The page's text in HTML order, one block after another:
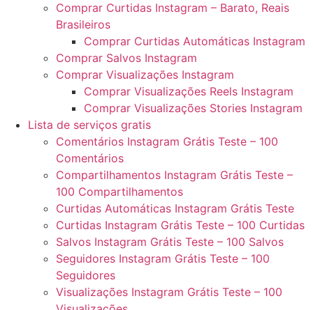
Comprar Curtidas Instagram – Barato, Reais
Brasileiros
Comprar Curtidas Automáticas Instagram
Comprar Salvos Instagram
Comprar Visualizações Instagram
Comprar Visualizações Reels Instagram
Comprar Visualizações Stories Instagram
Lista de serviços gratis
Comentários Instagram Grátis Teste – 100
Comentários
Compartilhamentos Instagram Grátis Teste –
100 Compartilhamentos
Curtidas Automáticas Instagram Grátis Teste
Curtidas Instagram Grátis Teste – 100 Curtidas
Salvos Instagram Grátis Teste – 100 Salvos
Seguidores Instagram Grátis Teste – 100
Seguidores
Visualizações Instagram Grátis Teste – 100